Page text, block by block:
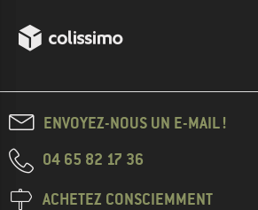
ENVOYEZ-NOUS UN E-MAIL !
04 65 82 17 36
ACHETEZ CONSCIEMMENT